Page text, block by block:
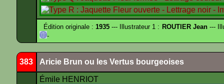
Édition originale :1935 --- Illustrateur 1 : ROUTIER Jean---
-
383 Aricie Brun ou les Vertus bourgeoises
Émile HENRIOT